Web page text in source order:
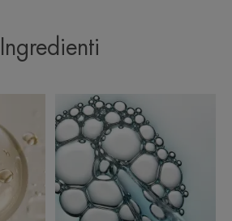
che riduce le
i tipi di imperfezioni della pelle
Testato su più di 4600
Ingredienti